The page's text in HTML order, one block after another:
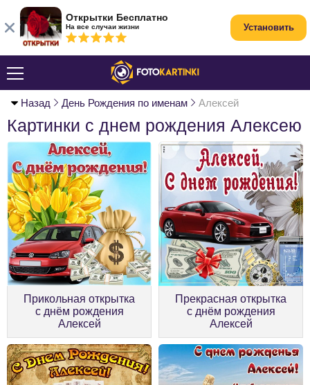
Назад День Рождения по именам Алексей
Картинки с днем рождения Алексею
Прикольная открытка
с днём рождения
Алексей
Прекрасная открытка
с днём рождения
Алексей
Открытки Бесплатно
На все случаи жизни Установить